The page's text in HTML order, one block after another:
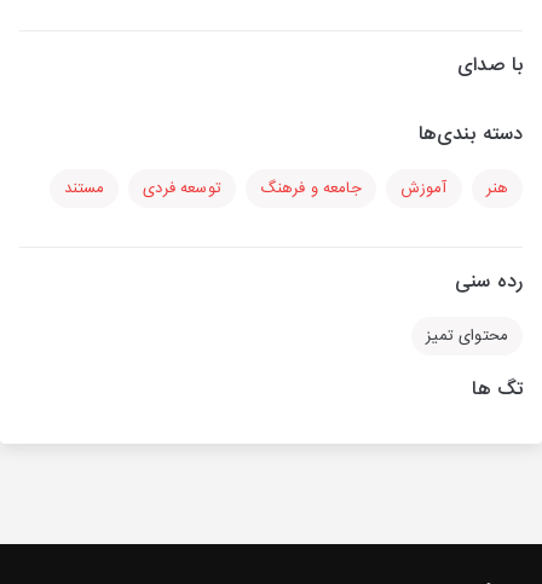
با صدای
دسته بندی‌ها
هنر آموزش جامعه و فرهنگ توسعه فردی مستند
رده سنی
محتوای تمیز
تگ ها